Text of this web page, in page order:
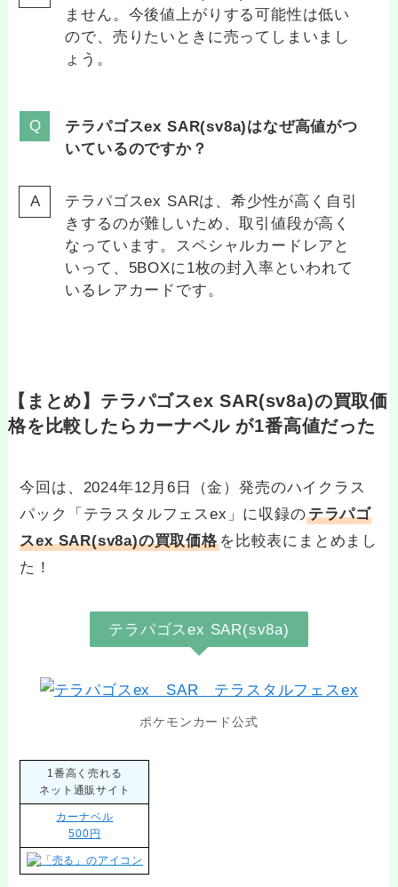
ません。今後値上がりする可能性は低い
ので、売りたいときに売ってしまいまし
ょう。
テラパゴスex SAR(sv8a)はなぜ高値がつ
いているのですか？
テラパゴスex SARは、希少性が高く自引
きするのが難しいため、取引値段が高く
なっています。スペシャルカードレアと
いって、5BOXに1枚の封入率といわれて
いるレアカードです。
【まとめ】テラパゴスex SAR(sv8a)の買取価
格を比較したらカーナベル が1番高値だった
今回は、2024年12月6日（金）発売のハイクラス
パック「テラスタルフェスex」に収録のテラパゴ
スex SAR(sv8a)の買取価格を比較表にまとめまし
た！
テラパゴスex SAR(sv8a)
ポケモンカード公式
1番高く売れる
ネット通販サイト
カーナベル
500円